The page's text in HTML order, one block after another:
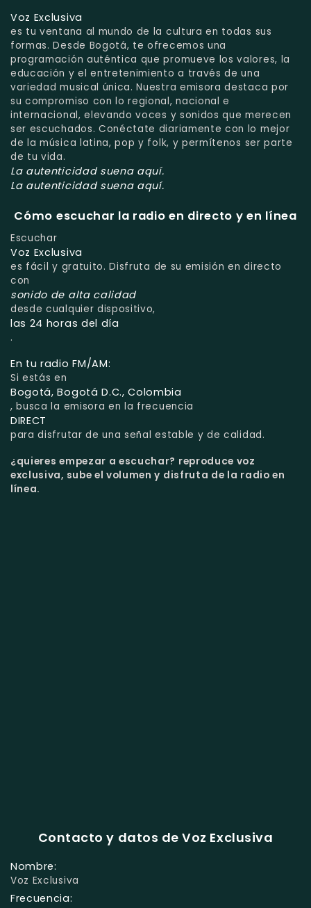
Voz Exclusiva
es tu ventana al mundo de la cultura en todas sus
formas. Desde Bogotá, te ofrecemos una
programación auténtica que promueve los valores, la
educación y el entretenimiento a través de una
variedad musical única. Nuestra emisora destaca por
su compromiso con lo regional, nacional e
internacional, elevando voces y sonidos que merecen
ser escuchados. Conéctate diariamente con lo mejor
de la música latina, pop y folk, y permítenos ser parte
de tu vida.
La autenticidad suena aquí.
La autenticidad suena aquí.
Cómo escuchar la radio en directo y en línea
Escuchar
Voz Exclusiva
es fácil y gratuito. Disfruta de su emisión en directo
con
sonido de alta calidad
desde cualquier dispositivo,
las 24 horas del día
.
En tu radio FM/AM:
Si estás en
Bogotá, Bogotá D.C., Colombia
, busca la emisora en la frecuencia
DIRECT
para disfrutar de una señal estable y de calidad.
¿quieres empezar a escuchar? reproduce voz
exclusiva, sube el volumen y disfruta de la radio en
línea.
Contacto y datos de Voz Exclusiva
Nombre:
Voz Exclusiva
Frecuencia: